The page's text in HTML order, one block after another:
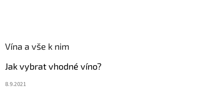
Vína a vše k nim
Jak vybrat vhodné víno?
8.9.2021